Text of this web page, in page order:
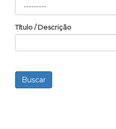
Título / Descrição